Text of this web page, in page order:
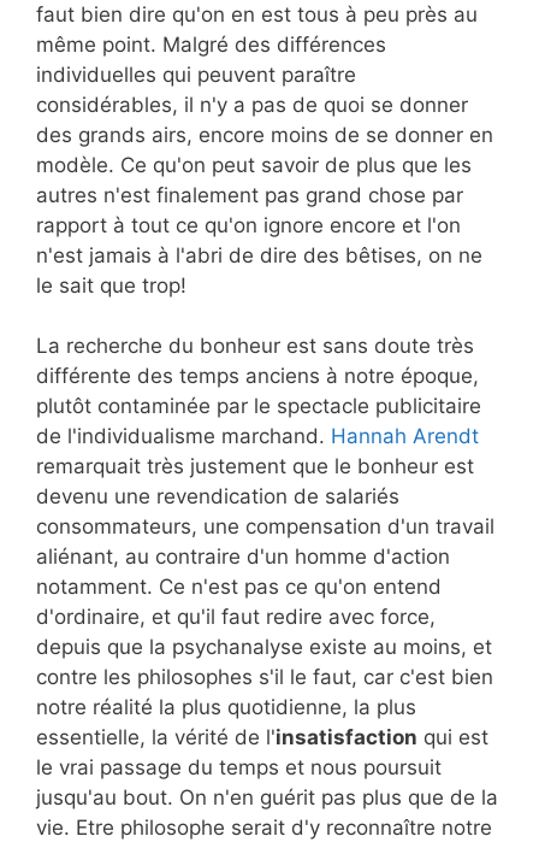
faut bien dire qu'on en est tous à peu près au
même point. Malgré des différences
individuelles qui peuvent paraître
considérables, il n'y a pas de quoi se donner
des grands airs, encore moins de se donner en
modèle. Ce qu'on peut savoir de plus que les
autres n'est finalement pas grand chose par
rapport à tout ce qu'on ignore encore et l'on
n'est jamais à l'abri de dire des bêtises, on ne
le sait que trop!
La recherche du bonheur est sans doute très
différente des temps anciens à notre époque,
plutôt contaminée par le spectacle publicitaire
de l'individualisme marchand. Hannah Arendt
remarquait très justement que le bonheur est
devenu une revendication de salariés
consommateurs, une compensation d'un travail
aliénant, au contraire d'un homme d'action
notamment. Ce n'est pas ce qu'on entend
d'ordinaire, et qu'il faut redire avec force,
depuis que la psychanalyse existe au moins, et
contre les philosophes s'il le faut, car c'est bien
notre réalité la plus quotidienne, la plus
essentielle, la vérité de l'insatisfaction qui est
le vrai passage du temps et nous poursuit
jusqu'au bout. On n'en guérit pas plus que de la
vie. Etre philosophe serait d'y reconnaître notre